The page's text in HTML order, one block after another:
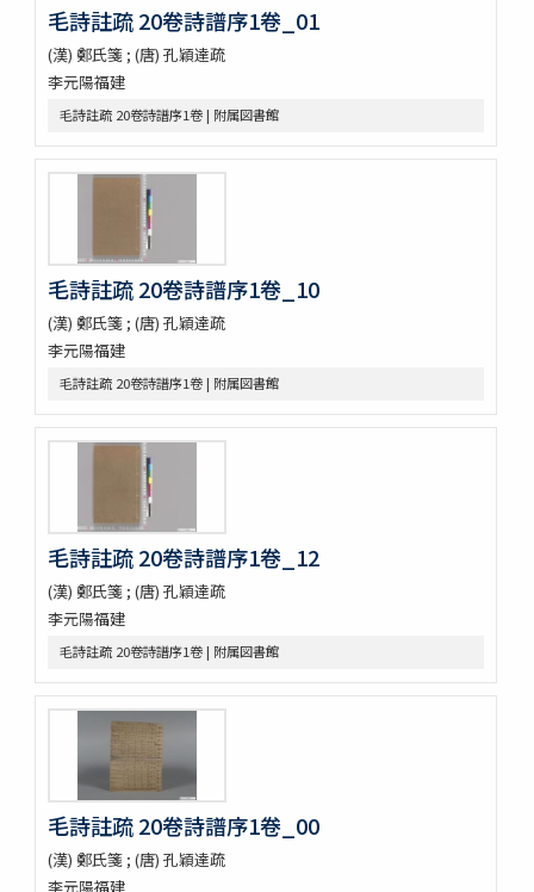
元氏長慶集残五巻
宋版大蔵経零本五巻
論語集解残四巻
纂図附音増広古注千字文三巻
医方大成論一巻
Pagoda de Dakao
Vedische und Sanskrit-Syntax
争春園全伝（アジア）
争春園全伝（総合図書館）
韻府羣玉
One hundred quatrains from the Rubáiyát of Omar
Khayyam
Bản chỉ cách đọc và ý nghīa Annam các chữ nho trong
佛印産薬用植物（下巻）
佛印の政治經濟状況と印度支那人の希望事項
泰・佛印における宣傳戰
佛印文化情報 第五号
A NATURALIST IN WESTERN CHINA
印度哲學小史
曇氏暦稿
宿曜經算曜直章第七・瞿曇氏暦草稿・古今交食考・立世阿毘曇暦
法推歩
宿曜経鈔
梵暦議考巻一・梵暦法數原
五事毘婆沙論口義
阿毘達磨倶舎論略釋私記
阿毘達磨倶舎論 [L_161762]
エジプト学研究のためのデジタル資源／Digital Resources for
Egyptian Studies
Denkmaeler aus Aegypten und Aethiopien
毛詩註疏 20卷詩譜序1卷_01
(漢) 鄭氏箋 ; (唐) 孔穎達疏
李元陽福建
毛詩註疏 20卷詩譜序1卷 | 附属図書館
毛詩註疏 20卷詩譜序1卷_10
(漢) 鄭氏箋 ; (唐) 孔穎達疏
李元陽福建
毛詩註疏 20卷詩譜序1卷 | 附属図書館
毛詩註疏 20卷詩譜序1卷_12
(漢) 鄭氏箋 ; (唐) 孔穎達疏
李元陽福建
毛詩註疏 20卷詩譜序1卷 | 附属図書館
毛詩註疏 20卷詩譜序1卷_00
(漢) 鄭氏箋 ; (唐) 孔穎達疏
李元陽福建